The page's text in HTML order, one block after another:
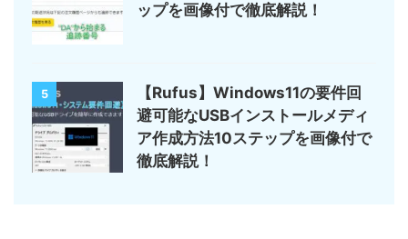
ップを画像付で徹底解説！
5
【Rufus】Windows11の要件回
避可能なUSBインストールメディ
ア作成方法10ステップを画像付で
徹底解説！